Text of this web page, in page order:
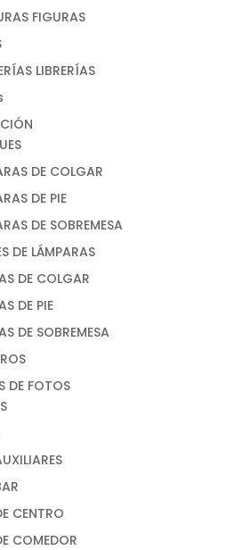
FIGURAS
LIBRERÍAS
DE COLGAR
DE PIE
DE SOBREMESA
DE LÁMPARAS
DE COLGAR
DE PIE
DE SOBREMESA
DE FOTOS
CENTRO
COMEDOR